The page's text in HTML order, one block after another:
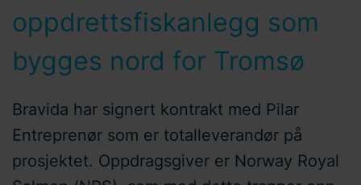
oppdrettsfiskanlegg som
bygges nord for Tromsø
Bravida har signert kontrakt med Pilar
Entreprenør som er totalleverandør på
prosjektet. Oppdragsgiver er Norway Royal